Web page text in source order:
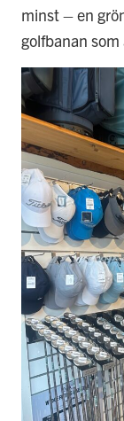
minst – en
golfbanan